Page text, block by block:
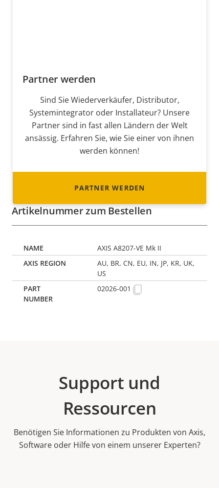
Partner werden
Sind Sie Wiederverkäufer, Distributor,
Systemintegrator oder Installateur? Unsere
Partner sind in fast allen Ländern der Welt
ansässig. Erfahren Sie, wie Sie einer von ihnen
werden können!
PARTNER WERDEN
Artikelnummer zum Bestellen
AXIS A8207-VE Mk II
AU, BR, CN, EU, IN, JP, KR, UK,
US
02026-001
Support und
Ressourcen
Benötigen Sie Informationen zu Produkten von Axis,
Software oder Hilfe von einem unserer Experten?